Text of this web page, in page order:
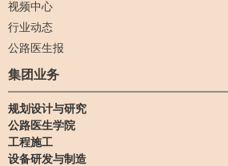
视频中心
行业动态
公路医生报
集团业务
规划设计与研究
公路医生学院
工程施工
设备研发与制造